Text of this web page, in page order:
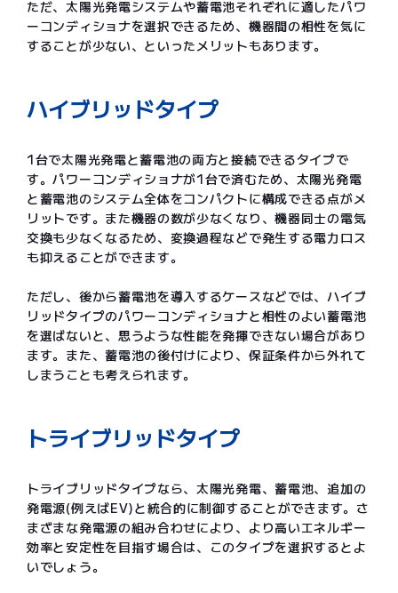
ただ、太陽光発電システムや蓄電池それぞれに適したパワ
ーコンディショナを選択できるため、機器間の相性を気に
することが少ない、といったメリットもあります。
ハイブリッドタイプ
1台で太陽光発電と蓄電池の両方と接続できるタイプで
す。パワーコンディショナが1台で済むため、太陽光発電
と蓄電池のシステム全体をコンパクトに構成できる点がメ
リットです。また機器の数が少なくなり、機器同士の電気
交換も少なくなるため、変換過程などで発生する電力ロス
も抑えることができます。
ただし、後から蓄電池を導入するケースなどでは、ハイブ
リッドタイプのパワーコンディショナと相性のよい蓄電池
を選ばないと、思うような性能を発揮できない場合があり
ます。また、蓄電池の後付けにより、保証条件から外れて
しまうことも考えられます。
トライブリッドタイプ
トライブリッドタイプなら、太陽光発電、蓄電池、追加の
発電源(例えばEV)と統合的に制御することができます。さ
まざまな発電源の組み合わせにより、より高いエネルギー
効率と安定性を目指す場合は、このタイプを選択するとよ
いでしょう。